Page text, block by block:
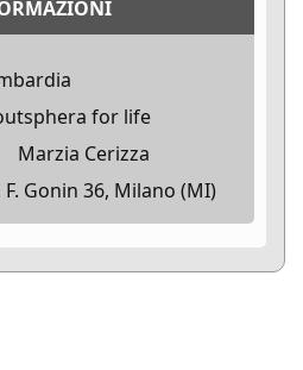
for life
Marzia Cerizza
F. Gonin 36, Milano (MI)